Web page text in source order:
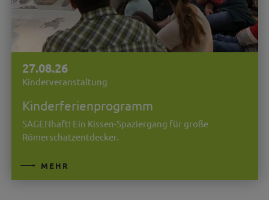
27.08.26
Kinderveranstaltung
Kinderferienprogramm
SAGENhaft! Ein Kissen-Spaziergang für große
Römerschatzentdecker.
MEHR